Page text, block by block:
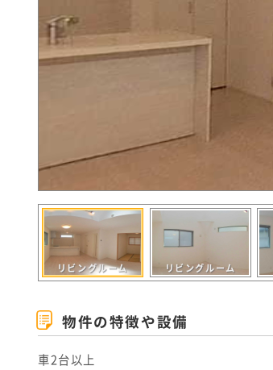
リビングルーム リビングルーム
物件の特徴や設備
車2台以上